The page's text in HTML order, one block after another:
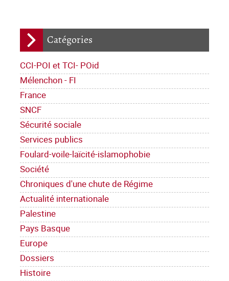
Catégories
CCI-POI et TCI- POid
Mélenchon - FI
France
SNCF
Sécurité sociale
Services publics
Foulard-voile-laïcité-islamophobie
Société
Chroniques d'une chute de Régime
Actualité internationale
Palestine
Pays Basque
Europe
Dossiers
Histoire